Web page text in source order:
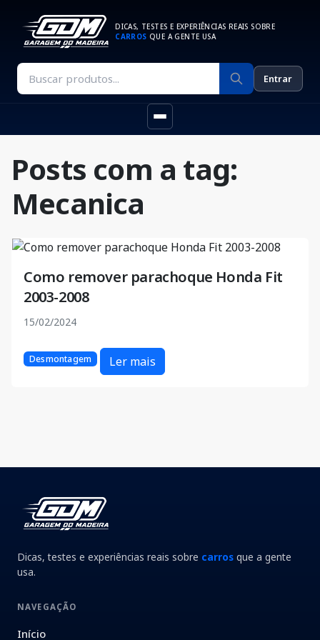
DICAS, TESTES E EXPERIÊNCIAS REAIS SOBRE
CARROS QUE A GENTE USA
Entrar
Posts com a tag:
Mecanica
Como remover parachoque Honda Fit
2003-2008
15/02/2024
Desmontagem Ler mais
Dicas, testes e experiências reais sobre carros que a gente
usa.
NAVEGAÇÃO
Início